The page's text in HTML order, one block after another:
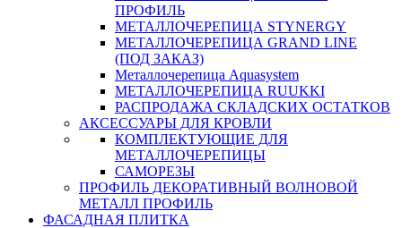
ПРОФИЛЬ
МЕТАЛЛОЧЕРЕПИЦА STYNERGY
МЕТАЛЛОЧЕРЕПИЦА GRAND LINE
(ПОД ЗАКАЗ)
Металлочерепица Aquasystem
МЕТАЛЛОЧЕРЕПИЦА RUUKKI
РАСПРОДАЖА СКЛАДСКИХ ОСТАТКОВ
АКСЕССУАРЫ ДЛЯ КРОВЛИ
КОМПЛЕКТУЮЩИЕ ДЛЯ
МЕТАЛЛОЧЕРЕПИЦЫ
САМОРЕЗЫ
ПРОФИЛЬ ДЕКОРАТИВНЫЙ ВОЛНОВОЙ
МЕТАЛЛ ПРОФИЛЬ
ФАСАДНАЯ ПЛИТКА